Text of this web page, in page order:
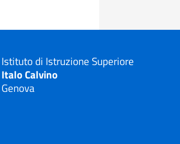
Istituto di Istruzione Superiore
Italo Calvino
Genova